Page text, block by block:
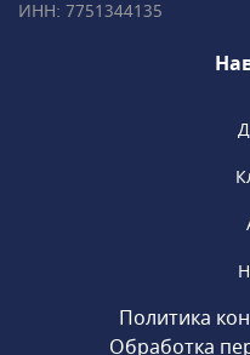
ведущих
ИНН: 7751344135
Политика
Обработка